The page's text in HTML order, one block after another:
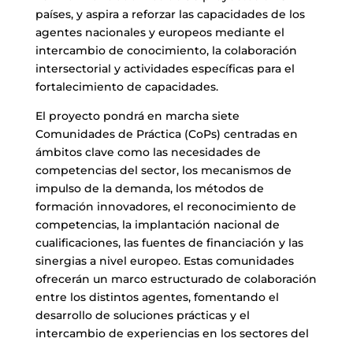
países, y aspira a reforzar las capacidades de los
agentes nacionales y europeos mediante el
intercambio de conocimiento, la colaboración
intersectorial y actividades específicas para el
fortalecimiento de capacidades.
El proyecto pondrá en marcha siete
Comunidades de Práctica (CoPs) centradas en
ámbitos clave como las necesidades de
competencias del sector, los mecanismos de
impulso de la demanda, los métodos de
formación innovadores, el reconocimiento de
competencias, la implantación nacional de
cualificaciones, las fuentes de financiación y las
sinergias a nivel europeo. Estas comunidades
ofrecerán un marco estructurado de colaboración
entre los distintos agentes, fomentando el
desarrollo de soluciones prácticas y el
intercambio de experiencias en los sectores del